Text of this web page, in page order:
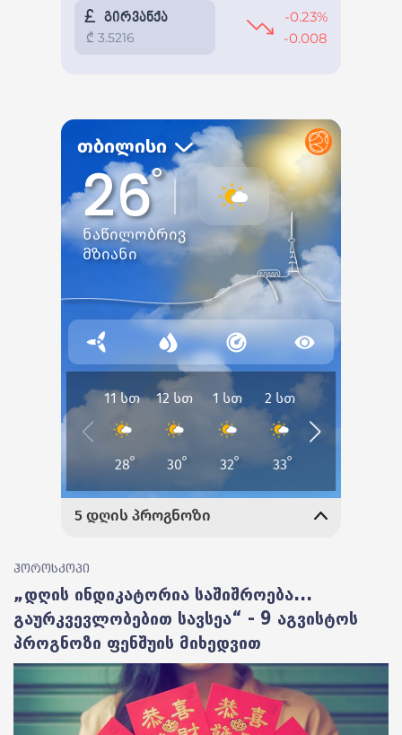
ჰოროსკოპი
„დღის ინდიკატორია საშიშროება...
გაურკვევლობებით სავსეა“ - 9 აგვისტოს
პროგნოზი ფენშუის მიხედვით